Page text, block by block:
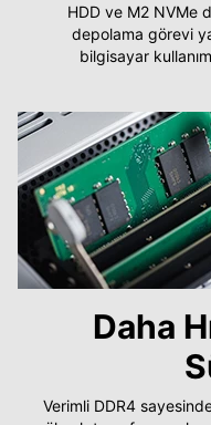
HDD ve M2 NVMe
depolama görevi
bilgisayar
Daha
Verimli DDR4